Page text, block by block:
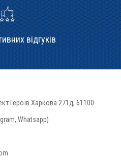
відгуків
Героїв Харкова 271д, 61100
Whatsapp)